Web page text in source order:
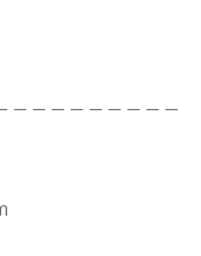
－－－－－－－－－